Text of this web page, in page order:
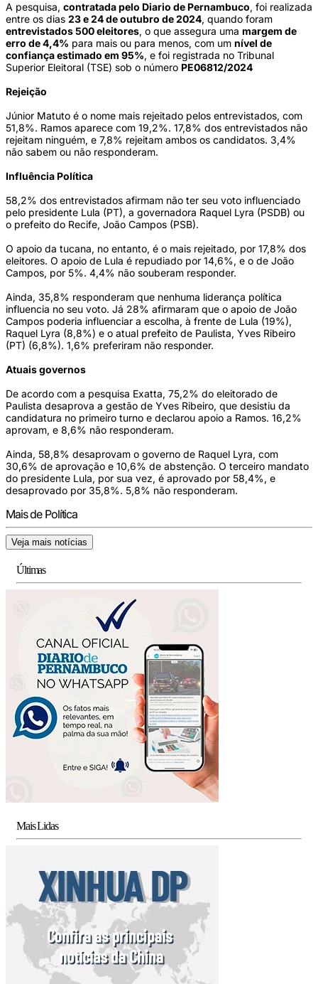
A pesquisa, contratada pelo Diario de Pernambuco, foi realizada
entre os dias 23 e 24 de outubro de 2024, quando foram
entrevistados 500 eleitores, o que assegura uma margem de
erro de 4,4% para mais ou para menos, com um nível de
confiança estimado em 95%, e foi registrada no Tribunal
Superior Eleitoral (TSE) sob o número PE06812/2024
Rejeição
Júnior Matuto é o nome mais rejeitado pelos entrevistados, com
51,8%. Ramos aparece com 19,2%. 17,8% dos entrevistados não
rejeitam ninguém, e 7,8% rejeitam ambos os candidatos. 3,4%
não sabem ou não responderam.
Influência Política
58,2% dos entrevistados afirmam não ter seu voto influenciado
pelo presidente Lula (PT), a governadora Raquel Lyra (PSDB) ou
o prefeito do Recife, João Campos (PSB).
O apoio da tucana, no entanto, é o mais rejeitado, por 17,8% dos
eleitores. O apoio de Lula é repudiado por 14,6%, e o de João
Campos, por 5%. 4,4% não souberam responder.
Ainda, 35,8% responderam que nenhuma liderança política
influencia no seu voto. Já 28% afirmaram que o apoio de João
Campos poderia influenciar a escolha, à frente de Lula (19%),
Raquel Lyra (8,8%) e o atual prefeito de Paulista, Yves Ribeiro
(PT) (6,8%). 1,6% preferiram não responder.
Atuais governos
De acordo com a pesquisa Exatta, 75,2% do eleitorado de
Paulista desaprova a gestão de Yves Ribeiro, que desistiu da
candidatura no primeiro turno e declarou apoio a Ramos. 16,2%
aprovam, e 8,6% não responderam.
Ainda, 58,8% desaprovam o governo de Raquel Lyra, com
30,6% de aprovação e 10,6% de abstenção. O terceiro mandato
do presidente Lula, por sua vez, é aprovado por 58,4%, e
desaprovado por 35,8%. 5,8% não responderam.
Mais de Política
Veja mais notícias
Últimas
Mais Lidas